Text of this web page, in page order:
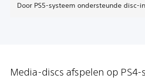
Door PS5-systeem ondersteunde disc-
Media-discs afspelen op PS4-